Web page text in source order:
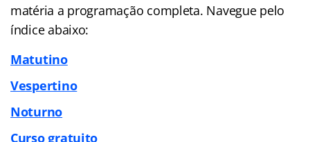
matéria a programação completa. Navegue pelo
índice abaixo:
Matutino
Vespertino
Noturno
Curso gratuito